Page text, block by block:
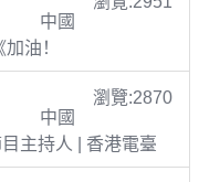
中國
油！
瀏覽:2870
中國
主持人 | 香港電臺